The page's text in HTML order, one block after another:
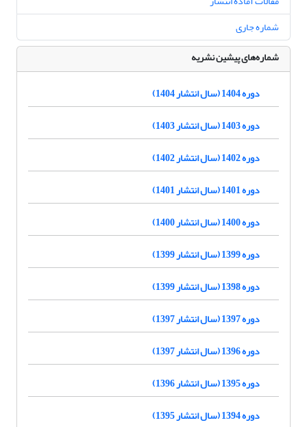
شماره جاری
شماره‌های پیشین نشریه
دوره 1404 (سال انتشار 1404)
دوره 1403 (سال انتشار 1403)
دوره 1402 (سال انتشار 1402)
دوره 1401 (سال انتشار 1401)
دوره 1400 (سال انتشار 1400)
دوره 1399 (سال انتشار 1399)
دوره 1398 (سال انتشار 1399)
دوره 1397 (سال انتشار 1397)
دوره 1396 (سال انتشار 1397)
دوره 1395 (سال انتشار 1396)
دوره 1394 (سال انتشار 1395)